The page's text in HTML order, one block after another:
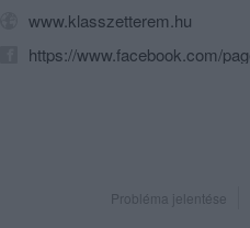
www.klasszetterem.hu
Probléma jelentése